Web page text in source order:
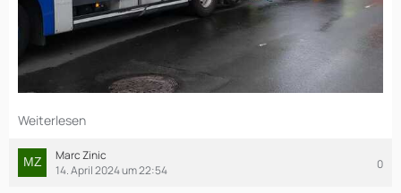
Weiterlesen
Marc Zinic
14. April 2024 um 22:54
0